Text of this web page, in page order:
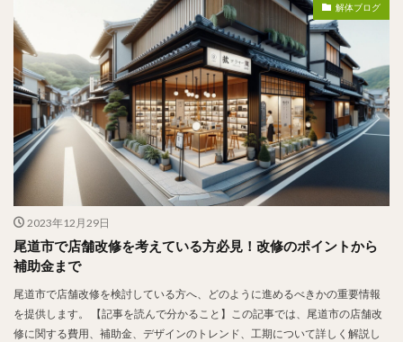
解体ブログ
2023年12月29日
尾道市で店舗改修を考えている方必見！改修のポイントから
補助金まで
尾道市で店舗改修を検討している方へ、どのように進めるべきかの重要情報
を提供します。 【記事を読んで分かること】この記事では、尾道市の店舗改
修に関する費用、補助金、デザインのトレンド、工期について詳しく解説し